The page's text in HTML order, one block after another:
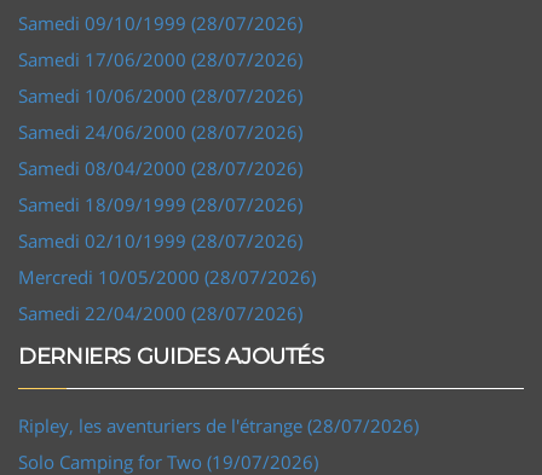
Samedi 09/10/1999 (28/07/2026)
Samedi 17/06/2000 (28/07/2026)
Samedi 10/06/2000 (28/07/2026)
Samedi 24/06/2000 (28/07/2026)
Samedi 08/04/2000 (28/07/2026)
Samedi 18/09/1999 (28/07/2026)
Samedi 02/10/1999 (28/07/2026)
Mercredi 10/05/2000 (28/07/2026)
Samedi 22/04/2000 (28/07/2026)
DERNIERS GUIDES AJOUTÉS
Ripley, les aventuriers de l'étrange (28/07/2026)
Solo Camping for Two (19/07/2026)